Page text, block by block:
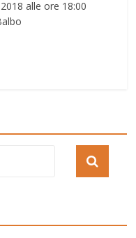
alle ore 18:00